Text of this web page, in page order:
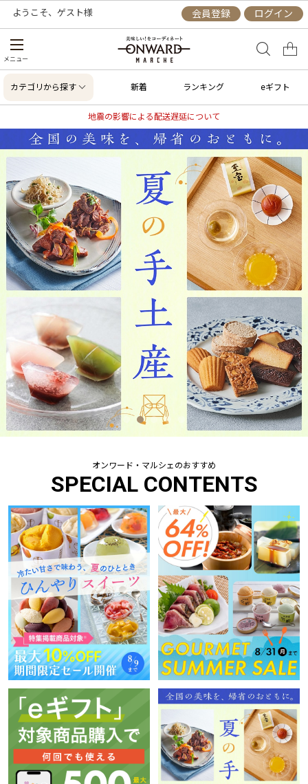
ようこそ、 ゲスト様 会員登録 ログイン
メニュー
カテゴリから探す 新着 ランキング eギフト
地震の影響による配送遅延について
オンワード・マルシェのおすすめ
SPECIAL CONTENTS